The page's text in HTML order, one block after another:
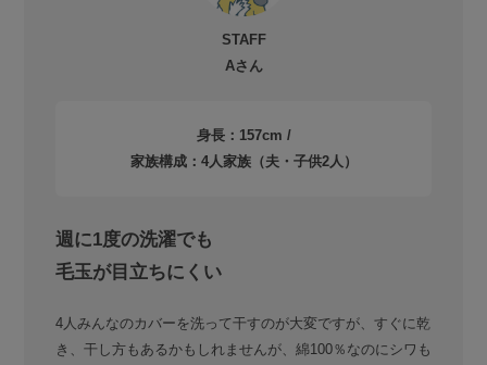
STAFF
Aさん
身長：157cm /
家族構成：4人家族（夫・子供2人）
週に1度の洗濯でも
毛玉が目立ちにくい
4人みんなのカバーを洗って干すのが大変ですが、すぐに乾
き、干し方もあるかもしれませんが、綿100％なのにシワも